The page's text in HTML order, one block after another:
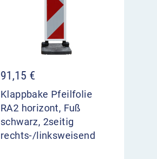
91,15 €
Klappbake Pfeilfolie
RA2 horizont, Fuß
schwarz, 2seitig
rechts-/linksweisend